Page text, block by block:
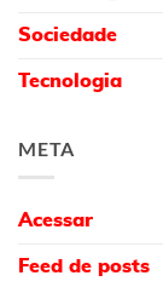
Sociedade
Tecnologia
META
Acessar
Feed de posts